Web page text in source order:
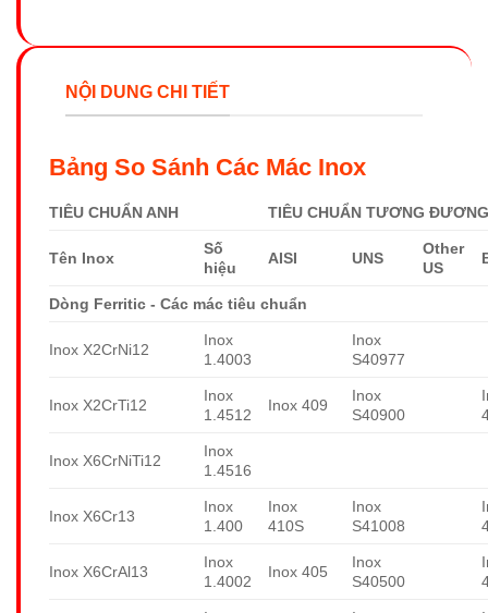
NỘI DUNG CHI TIẾT
Bảng So Sánh Các Mác Inox
TIÊU CHUẨN ANH TIÊU CHUẨN TƯƠNG
Tên Inox
Số
hiệu
AISI UNS
Other
US
Dòng Ferritic - Các mác tiêu chuẩn
Inox X2CrNi12
Inox
1.4003
Inox
S40977
Inox X2CrTi12
Inox
1.4512
Inox 409
Inox
S40900
Inox X6CrNiTi12
Inox
1.4516
Inox X6Cr13
Inox
1.400
Inox
410S
Inox
S41008
Inox X6CrAl13
Inox
1.4002
Inox 405
Inox
S40500